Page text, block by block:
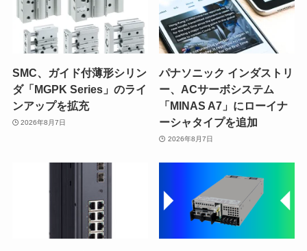
SMC、ガイド付薄形シリン
ダ「MGPK Series」のライ
ンアップを拡充
2026年8月7日
パナソニック インダストリ
ー、ACサーボシステム
「MINAS A7」にローイナ
ーシャタイプを追加
2026年8月7日